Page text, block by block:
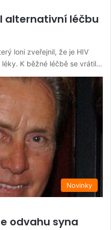
alternativní léčbu
loni zveřejnil, že je HIV
K běžné léčbě se vrátil…
Novinky
odvahu syna